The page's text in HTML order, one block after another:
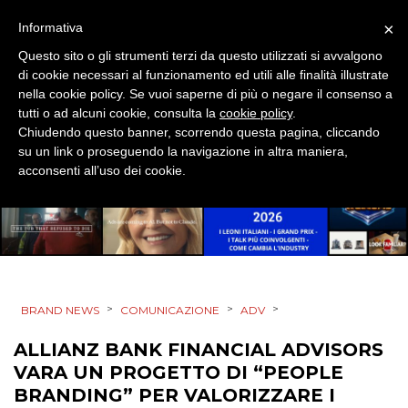
STRATEGIE
CINEMA
DIGITALE
ESTERNA
BRAND NEWS > COMUNICAZIONE > ADV >
ALLIANZ BANK FINANCIAL ADVISORS
VARA UN PROGETTO DI “PEOPLE
BRANDING” PER VALORIZZARE I
×
Informativa
Questo sito o gli strumenti terzi da questo utilizzati si avvalgono
di cookie necessari al funzionamento ed utili alle finalità illustrate
nella cookie policy. Se vuoi saperne di più o negare il consenso a
tutti o ad alcuni cookie, consulta la cookie policy.
Chiudendo questo banner, scorrendo questa pagina, cliccando
su un link o proseguendo la navigazione in altra maniera,
acconsenti all’uso dei cookie.